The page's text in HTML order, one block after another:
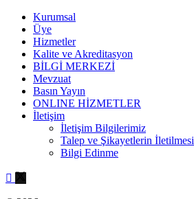
Kurumsal
Üye
Hizmetler
Kalite ve Akreditasyon
BİLGİ MERKEZİ
Mevzuat
Basın Yayın
ONLINE HİZMETLER
İletişim
İletişim Bilgilerimiz
Talep ve Şikayetlerin İletilmesi
Bilgi Edinme